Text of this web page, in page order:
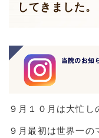
してきました。
９月１０月は大忙し
９月最初は世界一